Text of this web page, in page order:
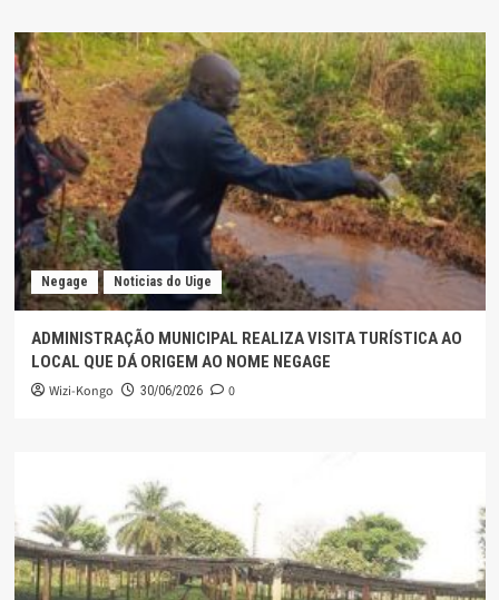
Negage Noticias do Uige
ADMINISTRAÇÃO MUNICIPAL REALIZA VISITA TURÍSTICA AO
LOCAL QUE DÁ ORIGEM AO NOME NEGAGE
Wizi-Kongo 30/06/2026 0